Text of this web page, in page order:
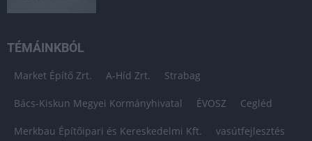
TÉMÁINKBÓL
Market Építő Zrt. A-Híd Zrt. Strabag
Bács-Kiskun Megyei Kormányhivatal ÉVOSZ Cegléd
Merkbau Építőipari és Kereskedelmi Kft. vasútfejlesztés